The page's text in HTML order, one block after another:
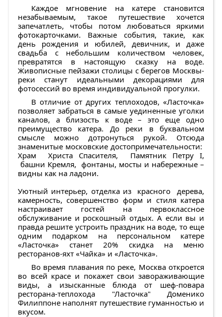
Каждое мгновение на катере становится
незабываемым, такое путешествие хочется
запечатлеть, чтобы потом любоваться яркими
фотокарточками. Важные события, такие, как
день рождения и юбилей, девичник, и даже
свадьба с небольшим количеством человек,
превратятся в настоящую сказку на воде.
Живописные пейзажи столицы с берегов Москвы-
реки станут идеальными декорациями для
фотосессий во время индивидуальной прогулки.
В отличие от других теплоходов, «Ласточка»
позволяет забраться в самые уединенные уголки
каналов, а близость к воде – это еще одно
преимущество катера. До реки в буквальном
смысле можно дотронуться рукой. Отсюда
знаменитые московские достопримечательности:
Храм Христа Спасителя, Памятник Петру I,
башни Кремля, фонтаны, мосты и набережные –
видны как на ладони.
Уютный интерьер, отделка из красного дерева,
камерность, совершенство форм и стиля катера
настраивает гостей на первоклассное
обслуживание и роскошный отдых. А если вы и
правда решите устроить праздник на воде, то еще
одним подарком на персональном катере
«Ласточка» станет 20% скидка на меню
ресторанов-яхт «Чайка» и «Ласточка».
Во время плавания по реке, Москва откроется
во всей красе и покажет свои завораживающие
виды, а изысканные блюда от шеф-повара
ресторана-теплохода "Ласточка" Доменико
Филиппоне наполнят путешествие гуманностью и
вкусом.